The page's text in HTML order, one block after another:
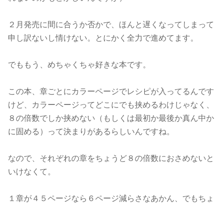
２月発売に間に合うか否かで、ほんと遅くなってしまって
申し訳ないし情けない。とにかく全力で進めてます。
でももう、めちゃくちゃ好きな本です。
この本、章ごとにカラーページでレシピが入ってるんです
けど、カラーページってどこにでも挟めるわけじゃなく、
８の倍数でしか挟めない（もしくは最初か最後か真ん中か
に固める）って決まりがあるらしいんですね。
なので、それぞれの章をちょうど８の倍数におさめないと
いけなくて。
１章が４５ページなら６ページ減らさなあかん、でもちょ